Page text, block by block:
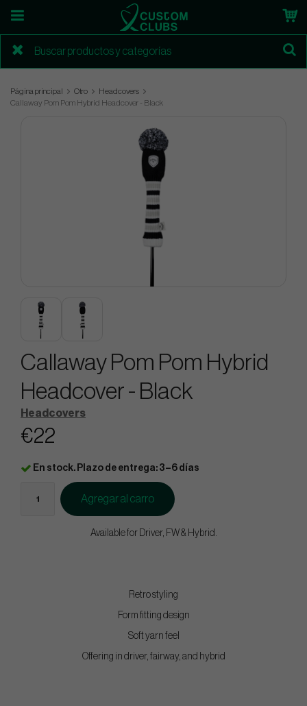
Página principal Otro
Headcovers
Callaway Pom Pom Hybrid Headcover - Black
Callaway Pom Pom Hybrid
Headcover - Black
Headcovers
€22
En stock. Plazo de entrega: 3–6 días
Agregar al carro
Available for Driver, FW & Hybrid.
Retro styling
Form fitting design
Soft yarn feel
Offering in driver, fairway, and hybrid